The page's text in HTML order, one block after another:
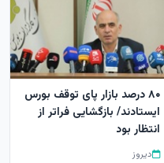
۸۰ درصد بازار پای توقف بورس
ایستادند/ بازگشایی فراتر از
انتظار بود
دیروز